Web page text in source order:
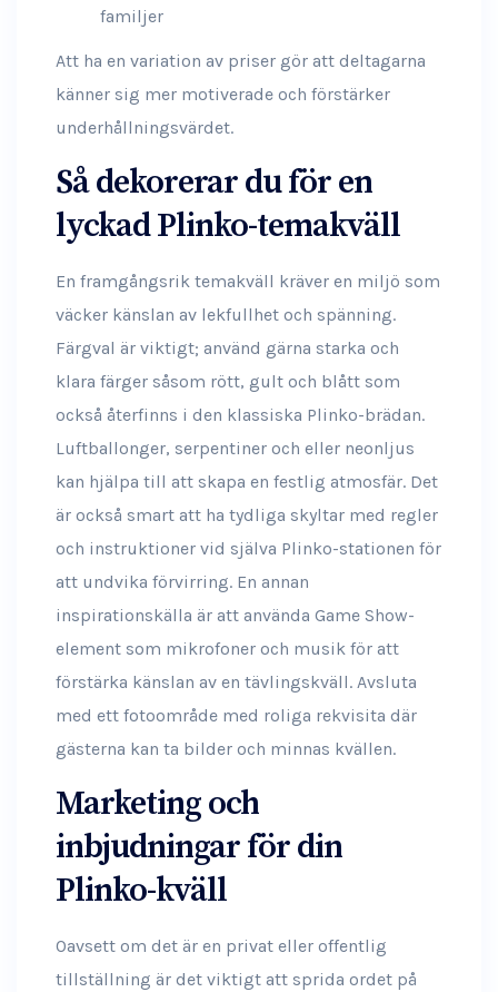
familjer
Att ha en variation av priser gör att deltagarna
känner sig mer motiverade och förstärker
underhållningsvärdet.
Så dekorerar du för en
lyckad Plinko-temakväll
En framgångsrik temakväll kräver en miljö som
väcker känslan av lekfullhet och spänning.
Färgval är viktigt; använd gärna starka och
klara färger såsom rött, gult och blått som
också återfinns i den klassiska Plinko-brädan.
Luftballonger, serpentiner och eller neonljus
kan hjälpa till att skapa en festlig atmosfär. Det
är också smart att ha tydliga skyltar med regler
och instruktioner vid själva Plinko-stationen för
att undvika förvirring. En annan
inspirationskälla är att använda Game Show-
element som mikrofoner och musik för att
förstärka känslan av en tävlingskväll. Avsluta
med ett fotoområde med roliga rekvisita där
gästerna kan ta bilder och minnas kvällen.
Marketing och
inbjudningar för din
Plinko-kväll
Oavsett om det är en privat eller offentlig
tillställning är det viktigt att sprida ordet på